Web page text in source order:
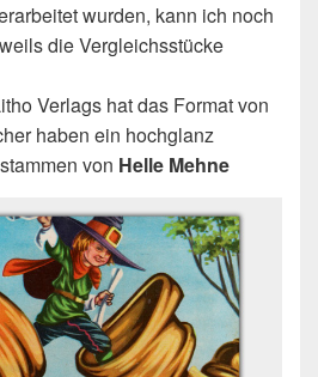
wurden, kann ich noch
die Vergleichsstücke
Verlags hat das Format von
haben ein hochglanz
von Helle Mehne